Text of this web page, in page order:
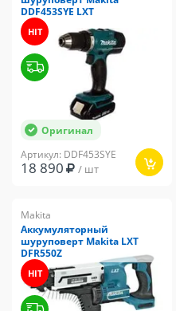
DDF453SYE LXT
HIT
Оригинал
Артикул: DDF453SYE
18 890 / шт
Makita
Аккумуляторный
шуруповерт Makita LXT
DFR550Z
HIT